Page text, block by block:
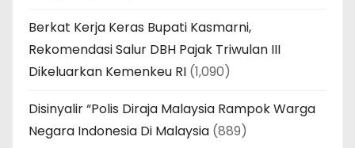
Berkat Kerja Keras Bupati Kasmarni,
Rekomendasi Salur DBH Pajak Triwulan III
Dikeluarkan Kemenkeu RI (1,090)
Disinyalir “Polis Diraja Malaysia Rampok Warga
Negara Indonesia Di Malaysia (889)